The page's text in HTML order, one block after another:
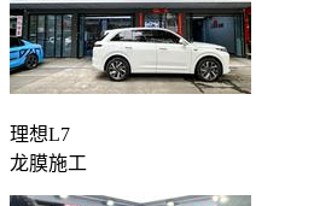
理想L7
龙膜施工